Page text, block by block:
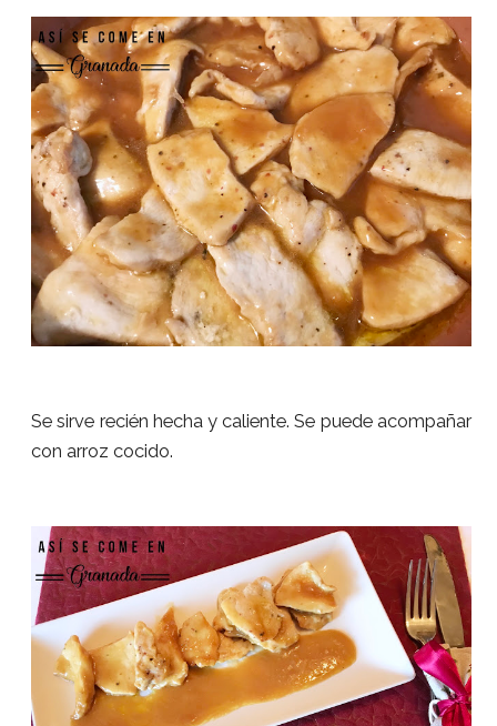
Se sirve recién hecha y caliente. Se puede acompañar
con arroz cocido.